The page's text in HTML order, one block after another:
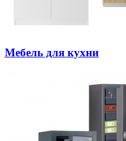
Мебель для кухни